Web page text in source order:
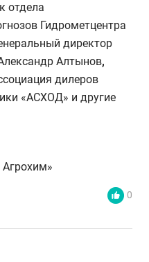
отдела
Гидрометцентра
директор
Алтынов,
дилеров
«АСХОД» и другие
0